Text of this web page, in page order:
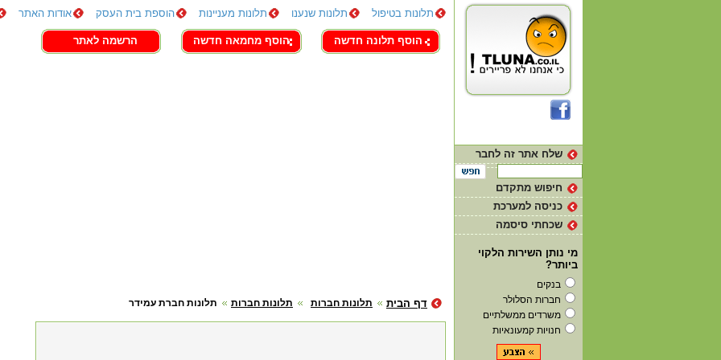
תלונות בטיפול תלונות שנענו תלונות מעניינות הוספת בית העסק אודות האתר
צור קשר
הוסף תלונה חדשה הוסף מחמאה חדשה הרשמה לאתר
תלונות חברת עמידר תלונות חברות תלונות חברות דף הבית
שלח אתר זה לחבר
חיפוש מתקדם
כניסה למערכת
שכחתי סיסמה
מי נותן השירות הלקוי
ביותר?
בנקים
חברות הסלולר
משרדים ממשלתיים
חנויות קמעונאיות